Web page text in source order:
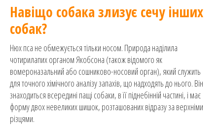
Навіщо собака злизує сечу інших
собак?
Нюх пса не обмежується тільки носом. Природа наділила
чотирилапих органом Якобсона (також відомого як
вомероназальний або сошниково-носовий орган), який служить
для точного хімічного аналізу запахів, що надходять до нього. Він
знаходиться всередині пащі собаки, в її піднебінній частині, і має
форму двох невеликих шишок, розташованих відразу за верхніми
різцями.